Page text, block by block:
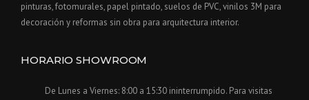
pinturas, fotomurales, papel pintado, suelos de PVC, vinilos 3M para
decoración y reformas sin obra para arquitectura interior.
HORARIO SHOWROOM
De Lunes a Viernes: 8:00 a 15:30 ininterrumpido. Para visitas